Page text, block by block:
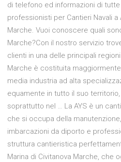
di telefono ed informazioni di
professionisti per Cantieri Navali a
Marche. Vuoi conoscere quali
Marche?Con il nostro servizio
clienti in una delle principali
Marche è costituita
media industria ad alta
equamente in tutto il suo
soprattutto nel … La AYS è un
che si occupa della
imbarcazioni da diporto e
struttura cantieristica
Marina di Civitanova Marche, che